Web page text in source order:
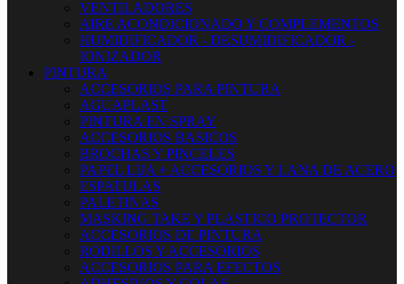
VENTILADORES
AIRE ACONDICIONADO Y COMPLEMENTOS
HUMIDIFICADOR - DESUMIDIFICADOR -
IONIZADOR
PINTURA
ACCESORIOS PARA PINTURA
AGUAPLAST
PINTURA EN SPRAY
ACCESORIOS BASICOS
BROCHAS Y PINCELES
PAPEL LIJA + ACCESORIOS Y LANA DE ACERO
ESPATULAS
PALETINAS
MASKING TAKE Y PLASTICO PROTECTOR
ACCESORIOS DE PINTURA
RODILLOS Y ACCESORIOS
ACCESORIOS PARA EFECTOS